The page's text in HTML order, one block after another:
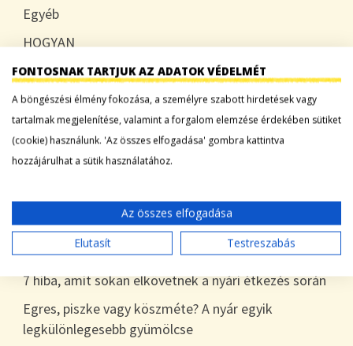
Egyéb
HOGYAN
TUDATOSAN
LEGFRISSEBB BEJEGYZÉSEK
desszert
Tökszezon: sokoldalú alapanyagok a nyártól
egészen télig
7 hiba, amit sokan elkövetnek a nyári étkezés során
Egres, piszke vagy köszméte? A nyár egyik
legkülönlegesebb gyümölcse
FONTOSNAK TARTJUK AZ ADATOK VÉDELMÉT
A böngészési élmény fokozása, a személyre szabott hirdetések vagy
tartalmak megjelenítése, valamint a forgalom elemzése érdekében sütiket
(cookie) használunk. 'Az összes elfogadása' gombra kattintva
hozzájárulhat a sütik használatához.
Az összes elfogadása
Elutasít
Testreszabás